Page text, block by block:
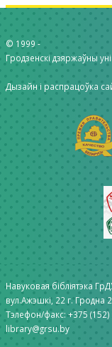
© 1999 -
Гродзенскі дзяржаўны
Дызайн і распрацоўка
Навуковая бібліятэка
вул.Ажэшкі, 22 г. Гродна
Тэлефон/факс: +375 (152)
library@grsu.by